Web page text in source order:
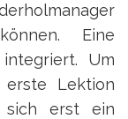
Eine
Um
Lektion
sich erst ein